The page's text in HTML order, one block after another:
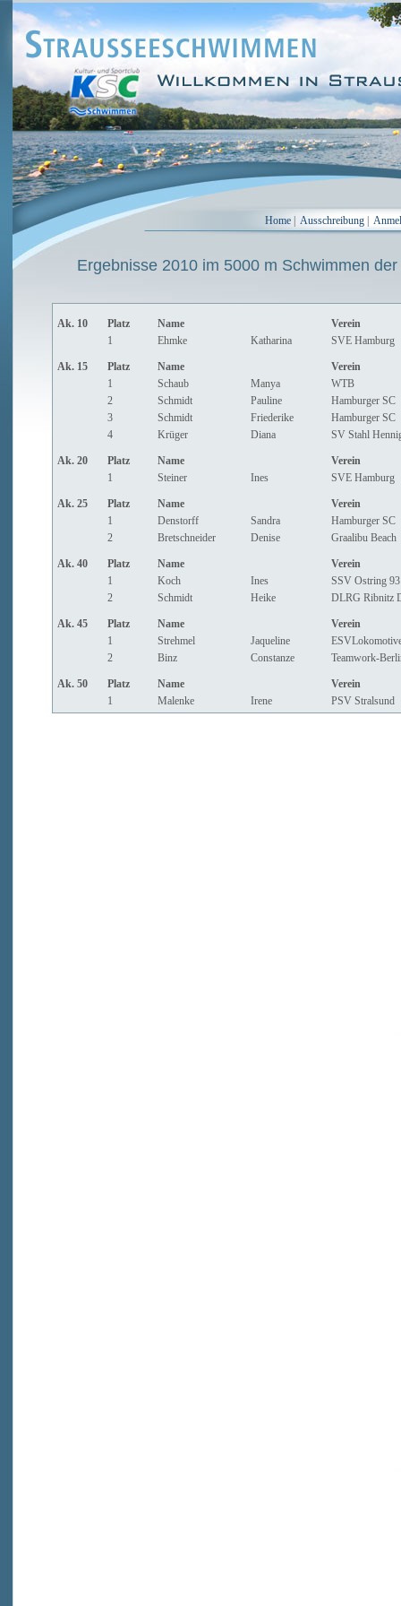
Home Ausschreibung
Ergebnisse 2010 im 5000 m Schwimmen der
Ak. 10 Platz Name
Verein
1
Ehmke Katharina SVE Hamburg
Ak. 15 Platz Name
Verein
1
Schaub Manya
WTB
2
Schmidt Pauline
Hamburger SC
3
Schmidt Friederike
Hamburger SC
4
Krüger Diana SV Stahl
Ak. 20 Platz Name
Verein
1
Steiner Ines SVE Hamburg
Ak. 25 Platz Name
Verein
1
Denstorff Sandra
Hamburger SC
2
Bretschneider Denise Graalibu Beach
Ak. 40 Platz Name
Verein
1
Koch Ines
SSV Ostring
2
Schmidt Heike DLRG Ribnitz
Ak. 45 Platz Name
Verein
1
Strehmel Jaqueline
2
Binz Constanze Teamwork-
Ak. 50 Platz Name
Verein
1
Malenke Irene PSV Stralsund